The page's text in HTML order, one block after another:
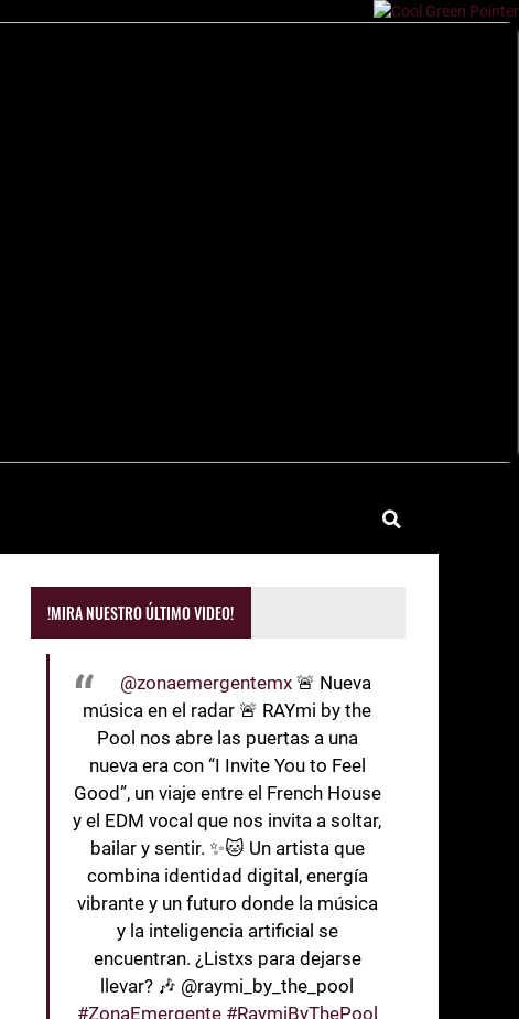
!MIRA NUESTRO ÚLTIMO VIDEO!
@zonaemergentemx 🚨 Nueva
música en el radar 🚨 RAYmi by the
Pool nos abre las puertas a una
nueva era con “I Invite You to Feel
Good”, un viaje entre el French House
y el EDM vocal que nos invita a soltar,
bailar y sentir. ✨🐱 Un artista que
combina identidad digital, energía
vibrante y un futuro donde la música
y la inteligencia artificial se
encuentran. ¿Listxs para dejarse
llevar? 🎶 @raymi_by_the_pool
#ZonaEmergente #RaymiByThePool